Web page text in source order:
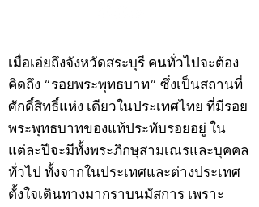
เมื่อเอ่ยถึงจังหวัดสระบุรี คนทั่วไปจะต้อง
คิดถึง “รอยพระพุทธบาท” ซึ่งเป็นสถานที่
ศักดิ์สิทธิ์แห่ง เดียวในประเทศไทย ที่มีรอย
พระพุทธบาทของแท้ประทับรอยอยู่ ใน
แต่ละปีจะมีทั้งพระภิกษุสามเณรและบุคคล
ทั่วไป ทั้งจากในประเทศและต่างประเทศ
ตั้งใจเดินทางมากราบนมัสการ เพราะ